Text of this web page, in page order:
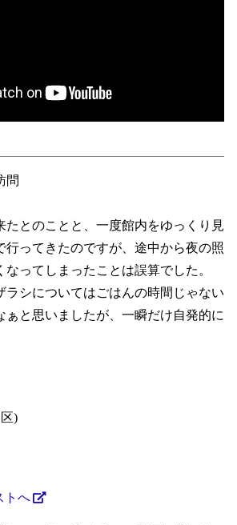
問
たとのことと、一度館内をゆっくり見
行ってきたのですが、途中から夜の照
ってしまったことは誤算でした。
ラシについてはごはんの時間じゃない
ぁと思いましたが、一瞬だけ自発的に
)
トへ